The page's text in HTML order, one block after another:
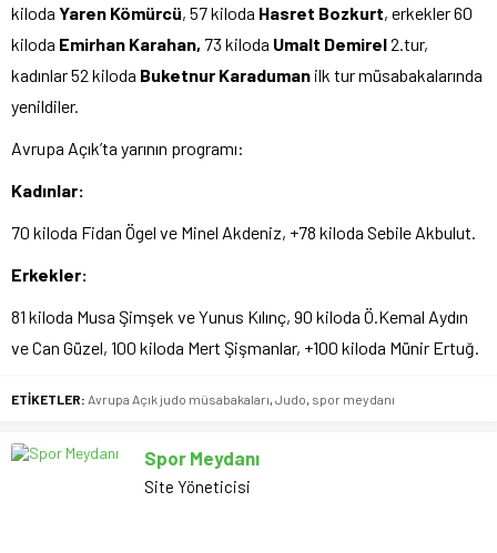
kiloda Yaren Kömürcü, 57 kiloda Hasret Bozkurt, erkekler 60
kiloda Emirhan Karahan, 73 kiloda Umalt Demirel2.tur,
kadınlar 52 kiloda Buketnur Karaduman ilk tur müsabakalarında
yenildiler.
Avrupa Açık’ta yarının programı:
Kadınlar:
70 kiloda Fidan Ögel ve Minel Akdeniz, +78 kiloda Sebile Akbulut.
Erkekler:
81 kiloda Musa Şimşek ve Yunus Kılınç, 90 kiloda Ö.Kemal Aydın
ve Can Güzel, 100 kiloda Mert Şişmanlar, +100 kiloda Münir Ertuğ.
ETİKETLER: Avrupa Açık judo müsabakaları Judo spor meydanı
Spor Meydanı
Site Yöneticisi